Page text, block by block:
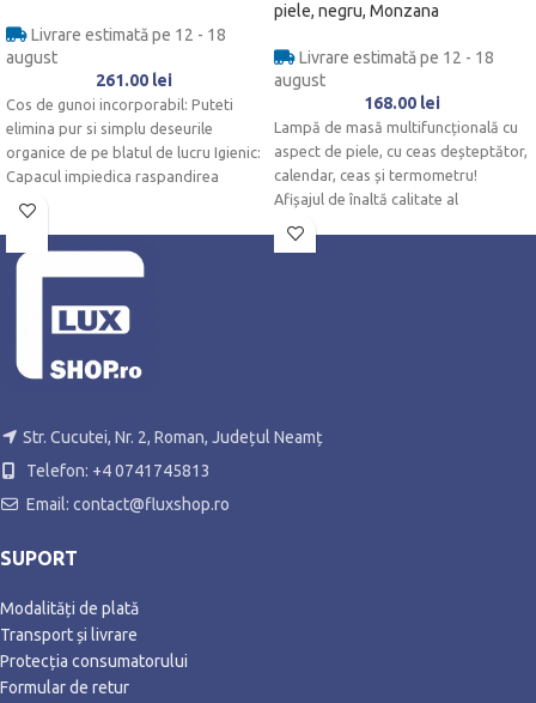
Livrare estimată pe 12 - 18
august
261.00 lei
Cos de gunoi incorporabil: Puteti
elimina pur si simplu deseurile
organice de pe blatul de lucru Igienic:
Capacul impiedica raspandirea
piele, negru, Monzana
Livrare estimată pe 12 - 18
august
168.00 lei
Lampă de masă multifuncțională cu
aspect de piele, cu ceas deșteptător,
calendar, ceas și termometru!
Afișajul de înaltă calitate al
Str. Cucutei, Nr. 2, Roman, Județul Neamț
Telefon: +4 0741745813
Email: contact@fluxshop.ro
SUPORT
Modalități de plată
Transport și livrare
Protecția consumatorului
Formular de retur